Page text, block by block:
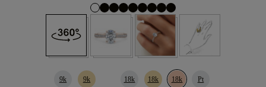
9k 9k 18k 18k 18k Pt